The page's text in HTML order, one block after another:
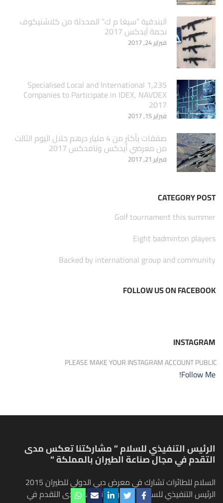
البندقية “سيغا م ك” المحدثة من كلاشنيكوف
نجمة آيدكس 2017
فبراير 24, 2017
1,235 Specialised Local and International
Companies to Participate in IDEX, NAVDEX
2017
فبراير 15, 2017
صفقات بأكثر من 4 مليار درهم خلال اليوم الثالث
من معرضي أيدكس ونافدكس 2017
فبراير 21, 2017
CATEGORY POST
Golf tournament this summer
Eight badminton players
Backed by international group and community
FOLLOW US ON FACEBOOK
INSTAGRAM
PLEASE MAKE YOUR INSTAGRAM ACCOUNT PUBLIC
Follow Me!
الرئيس التنفيذي للسلام ” مشاركتنا تعكس مدى
التقدم في مجال صناعة الطيران بالمملكة “
السلام للطائرات تشارك في معرض دبي الدولي للطيران 2015
الرئيس التنفيذي للسلام " مشاركتنا تعكس مدى التقدم في